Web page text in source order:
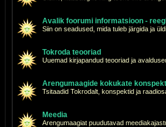
Avalik foorumi informatsioon -
Siin on seadused, mida tuleb järgida ja
Tokroda teooriad
Uuemad kirjapandud teooriad ja
Arengumaagide kokukate
Tsitaadid Tokrodalt, konspektid ja
Meedia
Arengumaagiat puudutavad